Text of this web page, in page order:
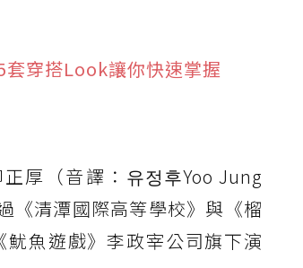
穿搭Look讓你快速掌握
厚（音譯：유정후Yoo Jung
《清潭國際高等學校》與《榴
魚遊戲》李政宰公司旗下演